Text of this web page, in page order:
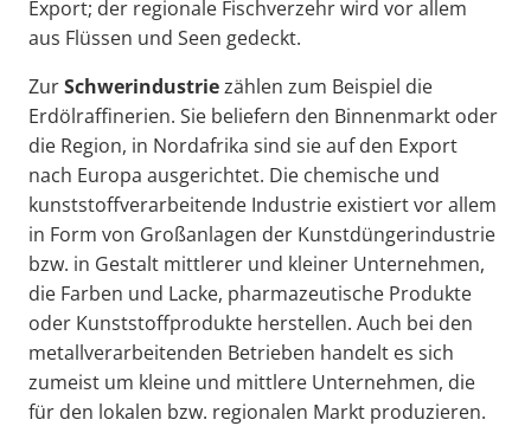
Export; der regionale Fischverzehr wird vor allem
aus Flüssen und Seen gedeckt.
ZurSchwerindustriezählen zum Beispiel die
Erdölraffinerien. Sie beliefern den Binnenmarkt oder
die Region, in Nordafrika sind sie auf den Export
nach Europa ausgerichtet. Die chemische und
kunststoffverarbeitende Industrie existiert vor allem
in Form von Großanlagen der Kunstdüngerindustrie
bzw. in Gestalt mittlerer und kleiner Unternehmen,
die Farben und Lacke, pharmazeutische Produkte
oder Kunststoffprodukte herstellen. Auch bei den
metallverarbeitenden Betrieben handelt es sich
zumeist um kleine und mittlere Unternehmen, die
für den lokalen bzw. regionalen Markt produzieren.